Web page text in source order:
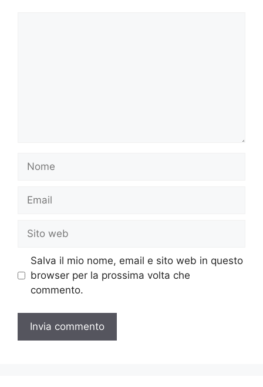
Nome
Email
Sito
web
Salva il mio nome, email e sito web in questo
browser per la prossima volta che
commento.